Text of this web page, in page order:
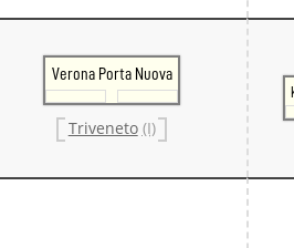
Verona Porta Nuova
Triveneto (I)